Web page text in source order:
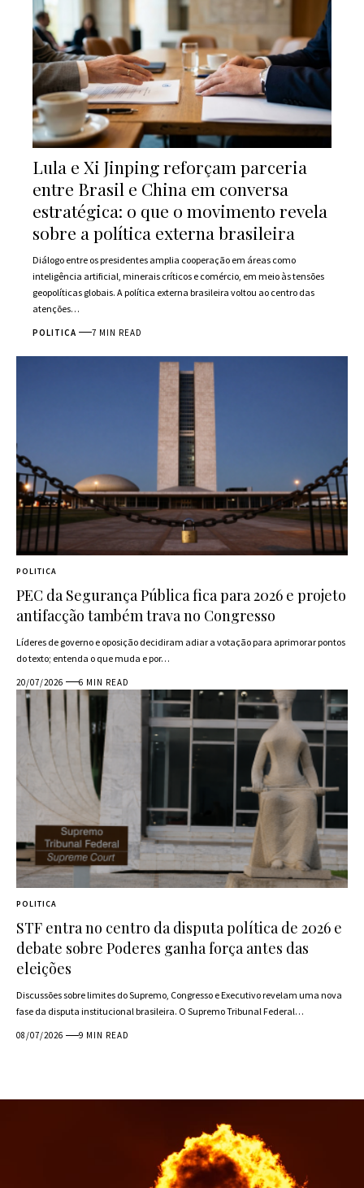
Lula e Xi Jinping reforçam parceria
entre Brasil e China em conversa
estratégica: o que o movimento revela
sobre a política externa brasileira
Diálogo entre os presidentes amplia cooperação em áreas como
inteligência artificial, minerais críticos e comércio, em meio às tensões
geopolíticas globais. A política externa brasileira voltou ao centro das
atenções…
POLITICA 7 MIN READ
POLITICA
PEC da Segurança Pública fica para 2026 e projeto
antifacção também trava no Congresso
Líderes de governo e oposição decidiram adiar a votação para aprimorar pontos
do texto; entenda o que muda e por…
20/07/2026 6 MIN READ
POLITICA
STF entra no centro da disputa política de 2026 e
debate sobre Poderes ganha força antes das
eleições
Discussões sobre limites do Supremo, Congresso e Executivo revelam uma nova
fase da disputa institucional brasileira. O Supremo Tribunal Federal…
08/07/2026 9 MIN READ